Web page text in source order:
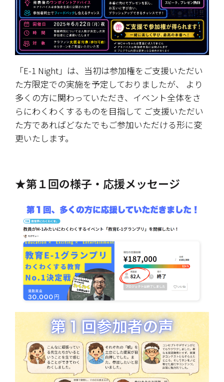
「E-1 Night」は、当初は参加権をご支援いただい
た方限定での実施を予定しておりましたが、 より
多くの方に関わっていただき、イベント全体をさ
らにわくわくするものを目指して ご支援いただい
た方であればどなたでもご参加いただける形に変
更いたします。
★第１回の様子・応援メッセージ